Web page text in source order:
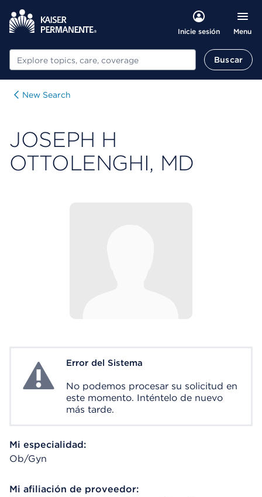
Inicie sesión Menu
Buscar Buscar
New Search
JOSEPH H
OTTOLENGHI, MD
System ErrorError del Sistema
No podemos procesar su solicitud en
este momento. Inténtelo de nuevo
más tarde.
Mi especialidad:
Ob/Gyn
Mi afiliación de proveedor: